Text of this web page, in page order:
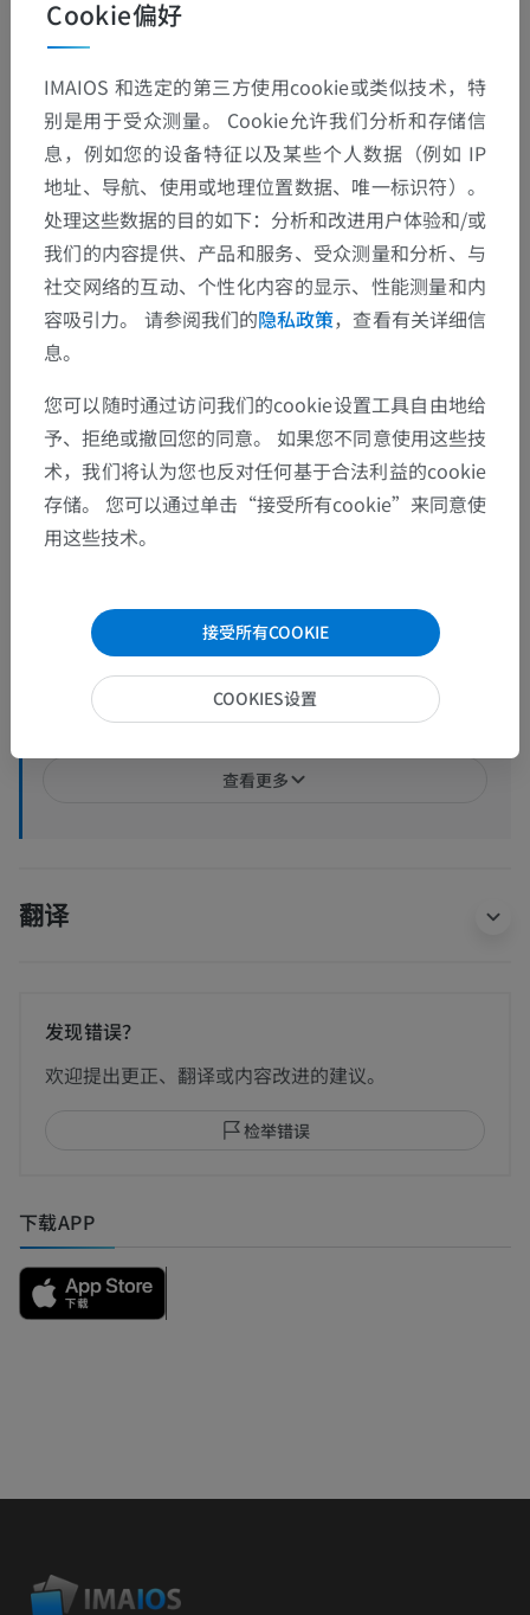
解剖层次
人体解剖学2
人体解剖学1
系统解剖学> 神经系统> 中枢神经系统> 大脑>
前脑> 间脑
底层结构：
上丘脑
丘脑
底丘脑
后丘脑
第三脑室
查看更多
翻译
发现错误？
欢迎提出更正、翻译或内容改进的建议。
检举错误
下载APP
Cookie偏好
IMAIOS 和选定的第三方使用cookie或类似技术，特
别是用于受众测量。 Cookie允许我们分析和存储信
息，例如您的设备特征以及某些个人数据（例如 IP
地址、导航、使用或地理位置数据、唯一标识符）。
处理这些数据的目的如下：分析和改进用户体验和/或
我们的内容提供、产品和服务、受众测量和分析、与
社交网络的互动、个性化内容的显示、性能测量和内
容吸引力。 请参阅我们的隐私政策，查看有关详细信
息。
您可以随时通过访问我们的cookie设置工具自由地给
予、拒绝或撤回您的同意。 如果您不同意使用这些技
术，我们将认为您也反对任何基于合法利益的cookie
存储。 您可以通过单击“接受所有cookie”来同意使
用这些技术。
接受所有COOKIE
COOKIES设置